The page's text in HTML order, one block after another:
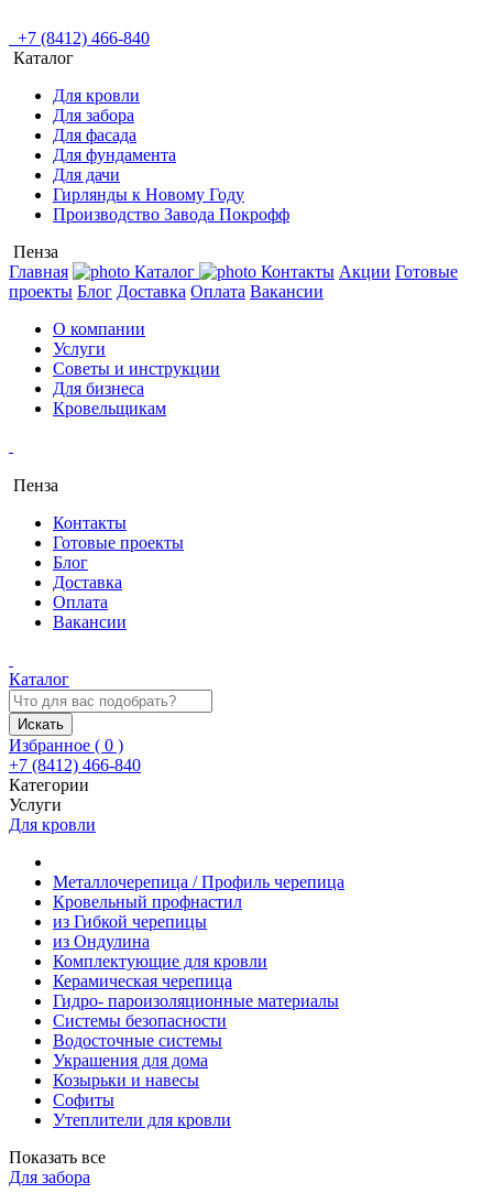
+7 (8412) 466-840
Каталог
Для кровли
Для забора
Для фасада
Для фундамента
Для дачи
Гирлянды к Новому Году
Производство Завода Покрофф
Пенза
Главная
Каталог Контакты Акции Готовые
проекты Блог Доставка Оплата Вакансии
О компании
Услуги
Советы и инструкции
Для бизнеса
Кровельщикам
Пенза
Контакты
Готовые проекты
Блог
Доставка
Оплата
Вакансии
Каталог
Искать
Избранное ( 0 )
+7 (8412) 466-840
Категории
Услуги
Для кровли
Металлочерепица / Профиль черепица
Кровельный профнастил
из Гибкой черепицы
из Ондулина
Комплектующие для кровли
Керамическая черепица
Гидро- пароизоляционные материалы
Системы безопасности
Водосточные системы
Украшения для дома
Козырьки и навесы
Софиты
Утеплители для кровли
Показать все
Для забора